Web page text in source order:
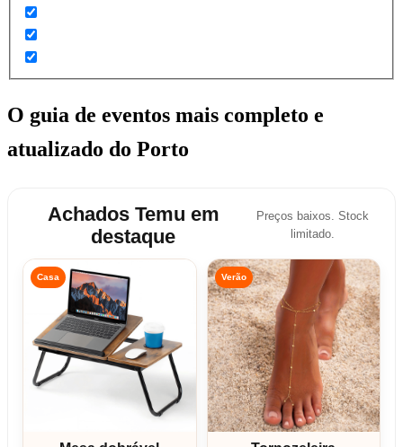
O guia de eventos mais completo e
atualizado do Porto
Achados Temu em
destaque
Preços baixos. Stock
limitado.
Casa Verão